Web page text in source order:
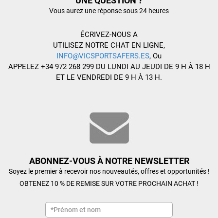
Vous aurez une réponse sous 24 heures
ÉCRIVEZ-NOUS A
UTILISEZ NOTRE CHAT EN LIGNE,
INFO@VICSPORTSAFERS.ES, Ou
APPELEZ +34 972 268 299 DU LUNDI AU JEUDI DE 9 H À 18 H
ET LE VENDREDI DE 9 H À 13 H.
ABONNEZ-VOUS À NOTRE NEWSLETTER
Soyez le premier à recevoir nos nouveautés, offres et opportunités !
OBTENEZ 10 % DE REMISE SUR VOTRE PROCHAIN ACHAT !